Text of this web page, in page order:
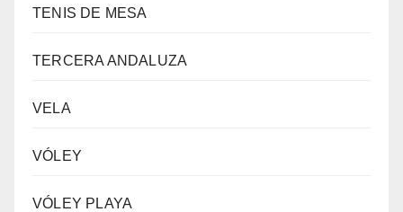
TENIS DE MESA
TERCERA ANDALUZA
VELA
VÓLEY
VÓLEY PLAYA